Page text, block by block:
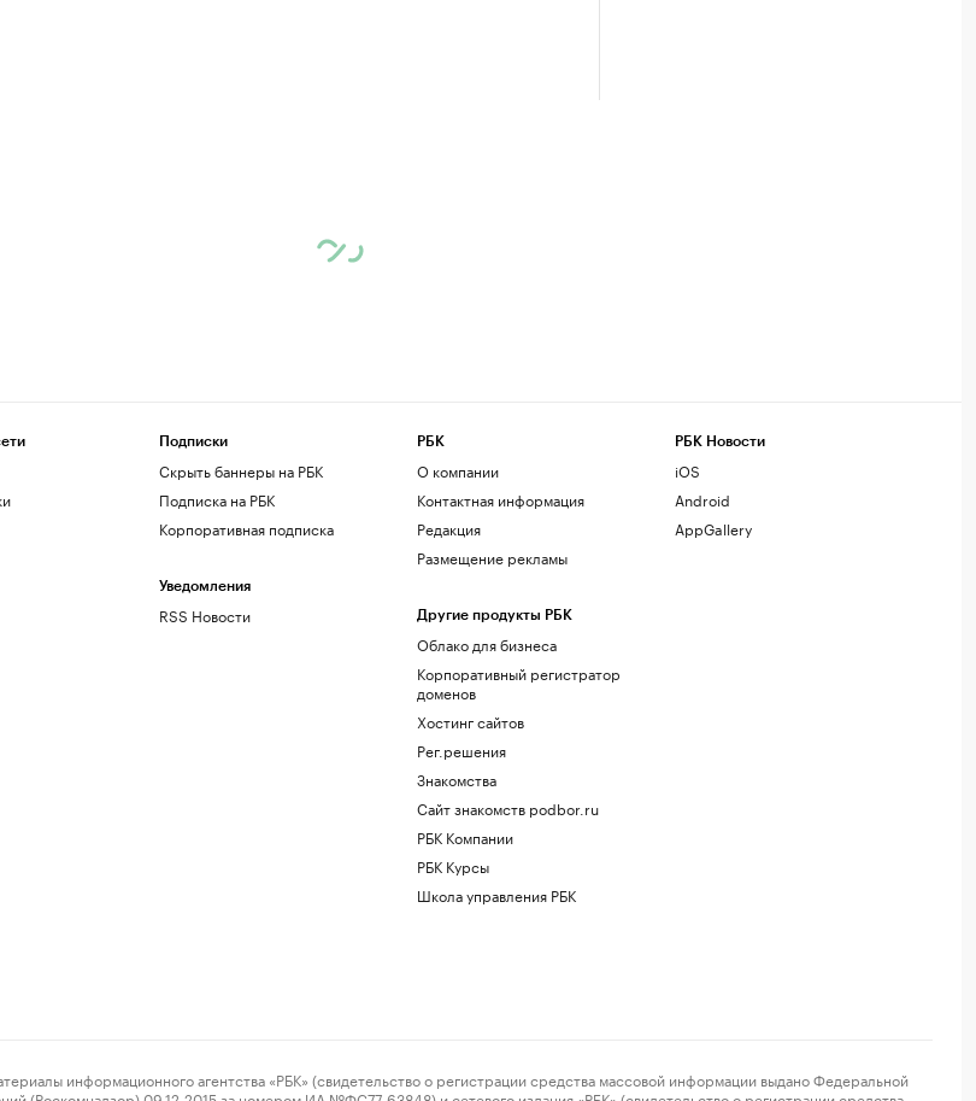
Подписки
Скрыть баннеры на РБК
Подписка на РБК
Корпоративная подписка
Уведомления
RSS Новости
РБК
О компании
Контактная информация
Редакция
Размещение рекламы
Другие продукты РБК
Облако для бизнеса
Корпоративный регистратор
доменов
Хостинг сайтов
Рег.решения
Знакомства
Сайт знакомств podbor.ru
РБК Компании
РБК Курсы
Школа управления РБК
РБК Новости
iOS
Android
AppGallery
информационного агентства «РБК» (свидетельство о регистрации средства массовой информации выдано Федеральной